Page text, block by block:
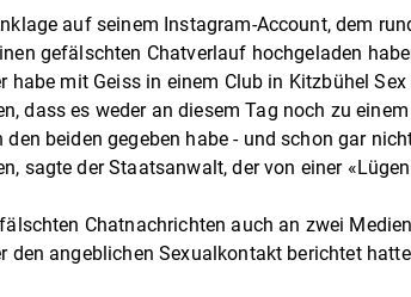
auf seinem Instagram-Account, dem
gefälschten Chatverlauf hochgeladen
habe mit Geiss in einem Club in Kitzbühel
dass es weder an diesem Tag noch zu
beiden gegeben habe - und schon gar
sagte der Staatsanwalt, der von einer
Chatnachrichten auch an zwei
den angeblichen Sexualkontakt berichtet